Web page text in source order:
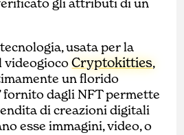
gli attributi di un
usata per la
videogiocoCryptokitties,
un florido
fornito dagli NFT permette
di creazioni digitali
esse immagini, video, o